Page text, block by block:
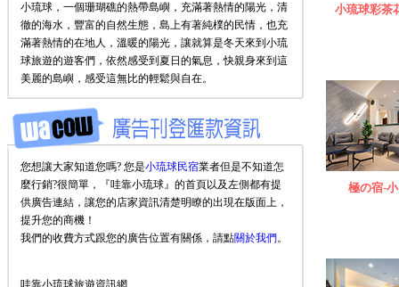
小琉球，一個珊瑚礁的熱帶島嶼，充滿著熱情的陽光，清
徹的海水，豐富的自然生態，島上有著純樸的民情，也充
滿著熱情的在地人，溫暖的陽光，讓就算是冬天來到小琉
球旅遊的遊客們，依然感受到夏日的氣息，快親身來到這
美麗的島嶼，感受這無比的輕鬆與自在。
您想讓大家知道您嗎? 您是小琉球民宿業者但是不知道怎
麼行銷?很簡單，『哇靠小琉球』的首頁以及左側都有提
供廣告連結，讓您的店家資訊清楚明瞭的出現在版面上，
提升您的商機！
我們的收費方式跟您的廣告位置有關係，請點關於我們。
哇靠小琉球旅遊資訊網
小琉球彩茶
極の宿-小